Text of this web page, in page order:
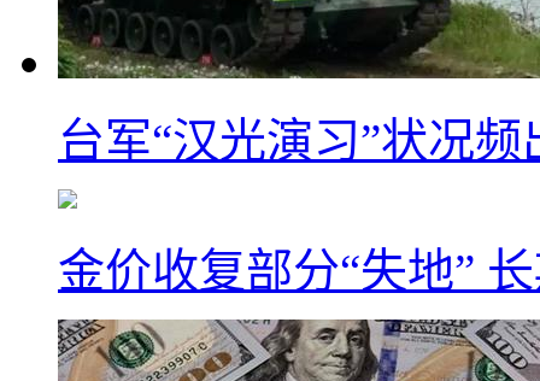
台军“汉光演习”状况
金价收复部分“失地”